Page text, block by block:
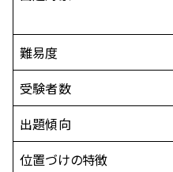
難易度
受験者数
出題傾向
位置づけの特徴